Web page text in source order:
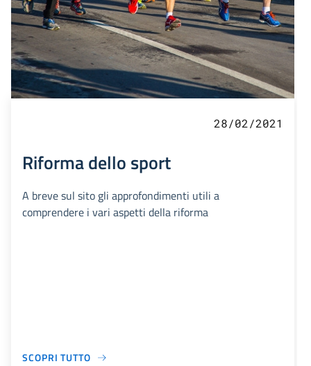
28/02/2021
Riforma dello sport
A breve sul sito gli approfondimenti utili a
comprendere i vari aspetti della riforma
SCOPRI TUTTO